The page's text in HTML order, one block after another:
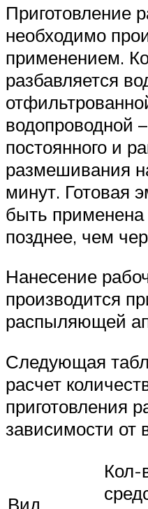
Приготовление
необходимо
применением.
разбавляется
водопроводной
постоянного и
размешивания
минут. Готовая
быть применена
позднее, чем
Нанесение
производится
распыляющей
Следующая
расчет
приготовления
зависимости от
Вид
Кол-